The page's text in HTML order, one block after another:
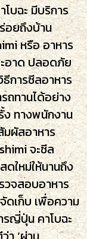
ะ มีบริการ
อยถึงบ้าน
หรือ อาหาร
อาด ปลอดภัย
การซีลอาหาร
ถทานได้อย่าง
ง ทางพนักงาน
ผัสอาหาร
จะซีล
ดใหม่ให้นานถึง
วจสอบอาหาร
ดเก็บ เพื่อความ
ญี่ปุ่น คาโบฉะ